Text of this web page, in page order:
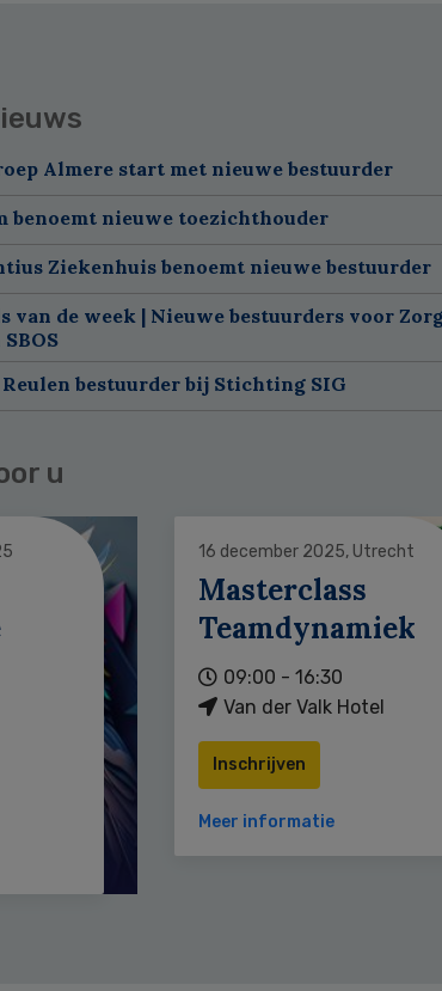
Almere start met nieuwe bestuurder
benoemt nieuwe toezichthouder
Ziekenhuis benoemt nieuwe bestuurder
van de week | Nieuwe bestuurders voor
bestuurder bij Stichting SIG
u
16 december 2025, Utrecht
Masterclass
Teamdynamiek
09:00 - 16:30
Van der Valk Hotel
Inschrijven
Meer informatie